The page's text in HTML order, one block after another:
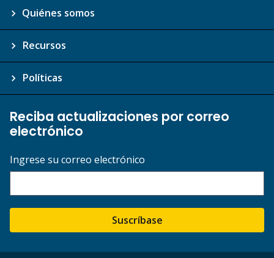
Quiénes somos
Recursos
Políticas
Reciba actualizaciones por correo
electrónico
Ingrese su correo electrónico
Suscríbase